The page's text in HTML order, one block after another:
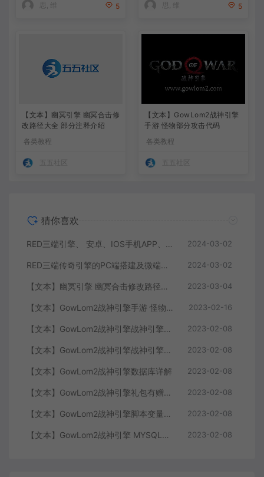
思, 维 5 思, 维 5
【文本】幽冥引擎 幽冥合击修
改路径大全 部分注释介绍
各类教程
五五社区
【文本】GowLom2战神引擎
手游 怪物部分攻击代码
各类教程
五五社区
猜你喜欢
RED三端引擎、 安卓、IOS手机APP、列表修改、及微端的搭建方法-特约制作 2024-03-02
RED三端传奇引擎的PC端搭建及微端服务器搭建教程 2024-03-02
【文本】幽冥引擎 幽冥合击修改路径大全 部分注释介绍 2023-03-04
【文本】GowLom2战神引擎手游 怪物部分攻击代码 2023-02-16
【文本】GowLom2战神引擎战神引擎复古传奇 玩家属性 2023-02-08
【文本】GowLom2战神引擎战神引擎DB表mir库 详细介绍 2023-02-08
【文本】GowLom2战神引擎数据库详解 2023-02-08
【文本】GowLom2战神引擎礼包有赠字修改掉 可以丢弃 2023-02-08
【文本】GowLom2战神引擎脚本变量大全 2023-02-08
【文本】GowLom2战神引擎 MYSQL安装时出现问题（The service already exists） 2023-02-08